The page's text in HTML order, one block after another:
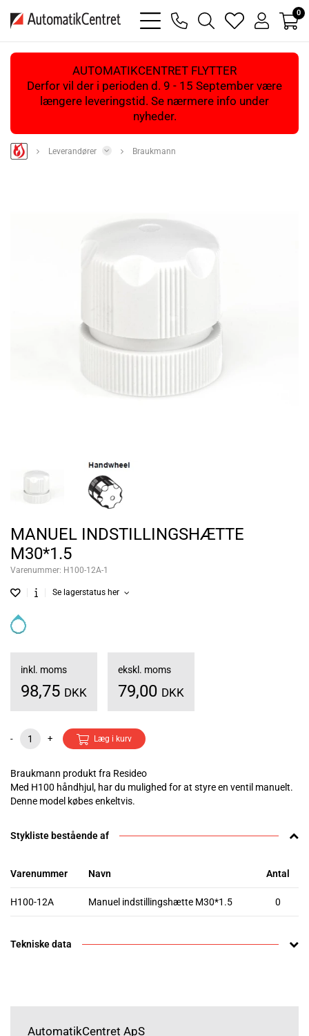
bars
light
phone
magnifying
glass
heart
light
user
light
0
AUTOMATIKCENTRET FLYTTER
Derfor vil der i perioden d. 9 - 15 September være
længere leveringstid. Se nærmere info under
nyheder.
Leverandører Braukmann
MANUEL INDSTILLINGSHÆTTE
M30*1.5
Varenummer: H100-12A-1
Se lagerstatus her
inkl. moms
98,75 DKK
ekskl. moms
79,00 DKK
- + Læg i kurv
Braukmann produkt fra Resideo
Med H100 håndhjul, har du mulighed for at styre en ventil manuelt.
Denne model købes enkeltvis.
Stykliste bestående af
Varenummer Navn Antal
H100-12A Manuel indstillingshætte M30*1.5 0
Tekniske data
AutomatikCentret ApS